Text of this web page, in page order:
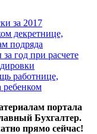
за 2017
декретнице,
подряда
год при расчете
работнице,
ребенком
портала
Бухгалтер.
прямо сейчас!